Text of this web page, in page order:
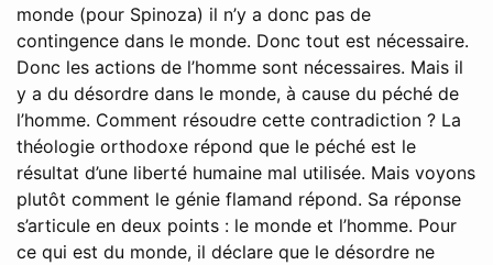
monde (pour Spinoza) il n’y a donc pas de
contingence dans le monde. Donc tout est nécessaire.
Donc les actions de l’homme sont nécessaires. Mais il
y a du désordre dans le monde, à cause du péché de
l’homme. Comment résoudre cette contradiction ? La
théologie orthodoxe répond que le péché est le
résultat d’une liberté humaine mal utilisée. Mais voyons
plutôt comment le génie flamand répond. Sa réponse
s’articule en deux points : le monde et l’homme. Pour
ce qui est du monde, il déclare que le désordre ne